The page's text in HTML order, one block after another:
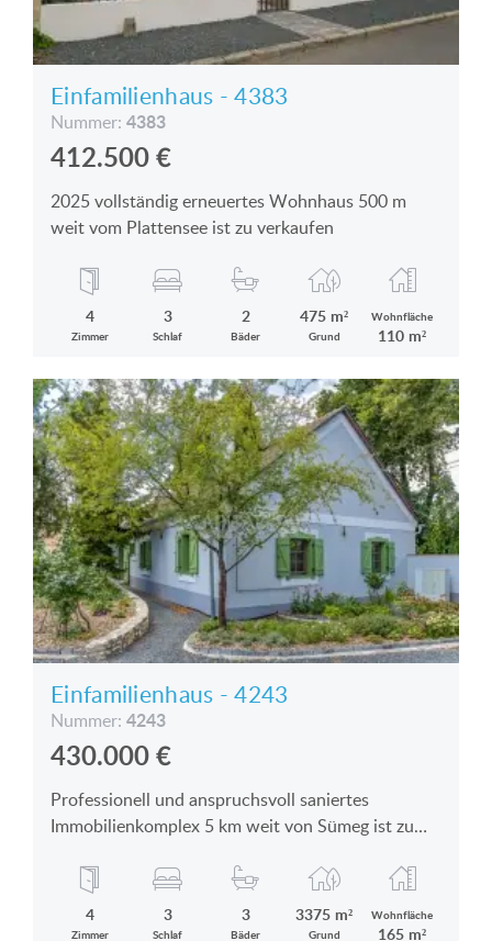
Einfamilienhaus - 4383
Nummer: 4383
412.500€
2025 vollständig erneuertes Wohnhaus 500 m
weit vom Plattensee ist zu verkaufen
4
Zimmer
3
Schlaf
2
Bäder
475 m²
Grund
Wohnfläche
110 m²
Einfamilienhaus - 4243
Nummer: 4243
430.000€
Professionell und anspruchsvoll saniertes
Immobilienkomplex 5 km weit von Sümeg ist zu
4
Zimmer
3
Schlaf
3
Bäder
3375 m²
Grund
Wohnfläche
165 m²